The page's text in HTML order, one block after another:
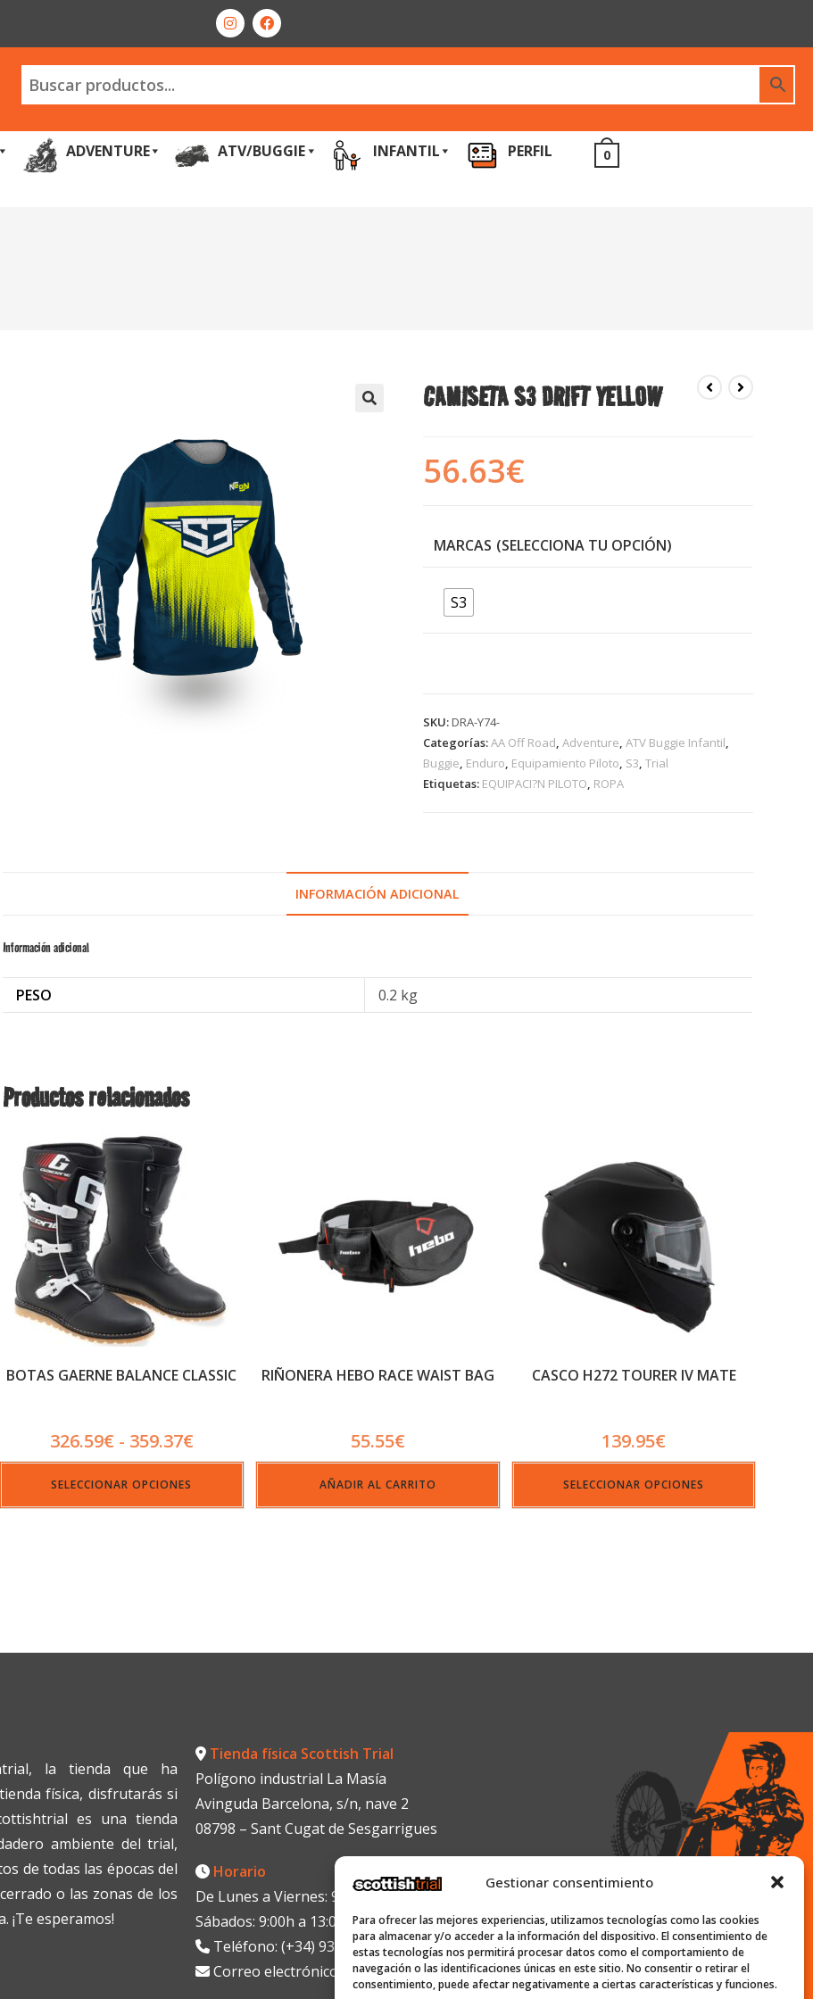
Gestionar consentimiento
Para ofrecer las mejores experiencias, utilizamos tecnologías como las cookies
para almacenar y/o acceder a la información del dispositivo. El consentimiento de
estas tecnologías nos permitirá procesar datos como el comportamiento de
navegación o las identificaciones únicas en este sitio. No consentir o retirar el
consentimiento, puede afectar negativamente a ciertas características y funciones.
ADVENTURE ATV/BUGGIE INFANTIL PERFIL 0
CAMISETA S3 DRIFT YELLOW
56.63€
MARCAS
S3
SKU:DRA-Y74-
Categorías:AA Off Road, Adventure, ATV Buggie Infantil,
Buggie, Enduro, Equipamiento Piloto, S3, Trial
Etiquetas: EQUIPACI?N PILOTO, ROPA
INFORMACIÓN ADICIONAL
Información adicional
PESO 0.2 kg
Productos relacionados
BOTAS GAERNE BALANCE CLASSIC
326.59€ - 359.37€
SELECCIONAR OPCIONES
RIÑONERA HEBO RACE WAIST BAG
55.55€
AÑADIR AL CARRITO
CASCO H272 TOURER IV MATE
139.95€
SELECCIONAR OPCIONES
la tienda que ha
física, disfrutarás si
es una tienda
ambiente del trial,
de todas las épocas del
o las zonas de los
¡Te esperamos!
Tienda física Scottish Trial
Polígono industrial La Masía
Avinguda Barcelona, s/n, nave 2
08798 – Sant Cugat de Sesgarrigues
Horario
De Lunes a Viernes: 9:00h a 13:00h y de 16:00h a 19:30h
Sábados: 9:00h a 13:00h
Teléfono: (+34) 938199330
Correo electrónico:
info@scottish-trial.com